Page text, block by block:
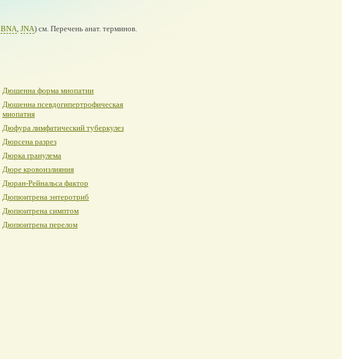
BNA, JNA) см. Перечень анат. терминов.
Дюшенна форма миопатии
Дюшенна псевдогипертрофическая
миопатия
Дюфура лимфатический туберкулез
Дюрсена разрез
Дюрка гранулема
Дюре кровоизлияния
Дюран-Рейнальса фактор
Дюпюитрена энтеротриб
Дюпюитрена симптом
Дюпюитрена перелом